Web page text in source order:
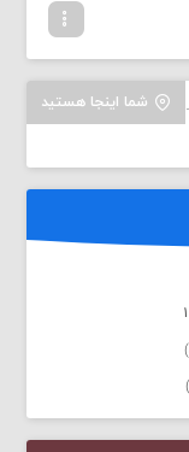
شما اینجا هستید